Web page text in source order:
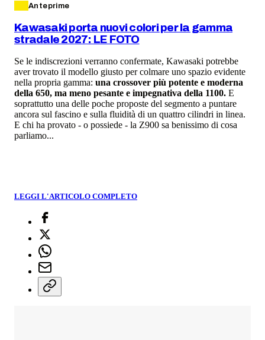
Anteprime
Kawasaki porta nuovi colori per la gamma
stradale 2027: LE FOTO
Se le indiscrezioni verranno confermate, Kawasaki potrebbe
aver trovato il modello giusto per colmare uno spazio evidente
nella propria gamma: una crossover più potente e moderna
della 650, ma meno pesante e impegnativa della 1100. E
soprattutto una delle poche proposte del segmento a puntare
ancora sul fascino e sulla fluidità di un quattro cilindri in linea.
E chi ha provato - o possiede - la Z900 sa benissimo di cosa
parliamo...
LEGGI L'ARTICOLO COMPLETO